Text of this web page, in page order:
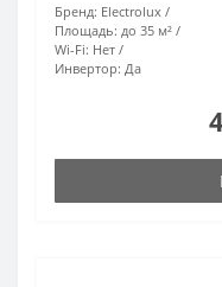
Бренд: Electrolux
Площадь: до 35 м²
Wi-Fi: Нет
Инвертор: Да